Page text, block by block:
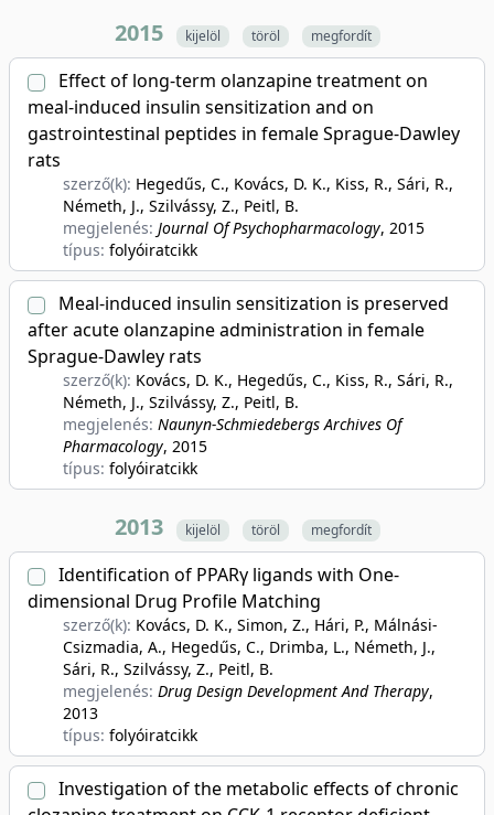
2015 kijelöl töröl megfordít
Effect of long-term olanzapine treatment on
meal-induced insulin sensitization and on
gastrointestinal peptides in female Sprague-Dawley
rats
szerző(k): Hegedűs, C., Kovács, D. K., Kiss, R., Sári, R.,
Németh, J., Szilvássy, Z., Peitl, B.
megjelenés: Journal Of Psychopharmacology, 2015
típus: folyóiratcikk
Meal-induced insulin sensitization is preserved
after acute olanzapine administration in female
Sprague-Dawley rats
szerző(k): Kovács, D. K., Hegedűs, C., Kiss, R., Sári, R.,
Németh, J., Szilvássy, Z., Peitl, B.
megjelenés: Naunyn-Schmiedebergs Archives Of
Pharmacology, 2015
típus: folyóiratcikk
2013 kijelöl töröl megfordít
Identification of PPARγ ligands with One-
dimensional Drug Profile Matching
szerző(k): Kovács, D. K., Simon, Z., Hári, P., Málnási-
Csizmadia, A., Hegedűs, C., Drimba, L., Németh, J.,
Sári, R., Szilvássy, Z., Peitl, B.
megjelenés: Drug Design Development And Therapy,
2013
típus: folyóiratcikk
Investigation of the metabolic effects of chronic